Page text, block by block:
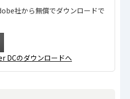
社から無償でダウンロードで
DCのダウンロードへ